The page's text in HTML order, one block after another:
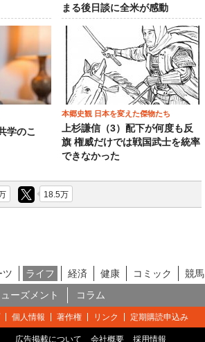
まる後日談に全米が感動
学のこ
本郷史観 日本を変えた傑物たち
上杉謙信（3）配下が何度も反
旗 権威だけでは戦国武士を統率
できなかった
18.5万
ツ ライフ 経済 健康 コミック 競馬
ーズメント コラム
個人情報 著作権 リンク 定期購読申込み
広告掲載について 会社概要 採用情報